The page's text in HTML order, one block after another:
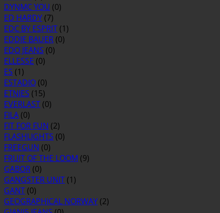
DYNMC YOU (0)
ED HARDY (7)
EDC BY ESPRIT (1)
EDDIE BAUER (0)
EDO JEANS (0)
ELLESSE (0)
ES (1)
ESTADIO (0)
ETNIES (15)
EVERLAST (0)
FILA (0)
FIT FOR FUN (2)
FLASHLIGHTS (0)
FREEGUN (0)
FRUIT OF THE LOOM (9)
GABOR (0)
GANGSTER UNIT (1)
GANT (0)
GEOGRAPHICAL NORWAY (2)